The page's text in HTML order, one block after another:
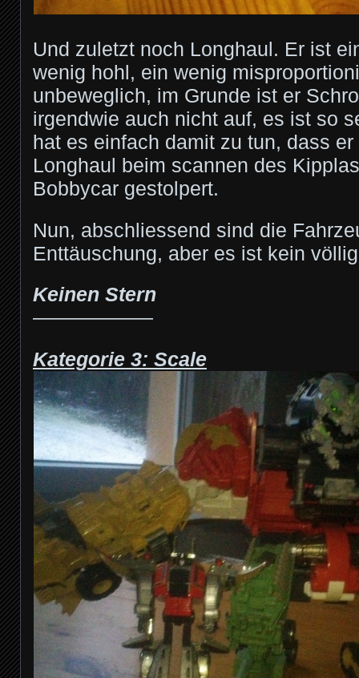
Und zuletzt noch Longhaul. Er ist
wenig hohl, ein wenig
unbeweglich, im Grunde ist er
irgendwie auch nicht auf, es ist so
hat es einfach damit zu tun, dass
Longhaul beim scannen des
Bobbycar gestolpert.
Nun, abschliessend sind die
Enttäuschung, aber es ist kein
Keinen Stern
——————
Kategorie 3: Scale